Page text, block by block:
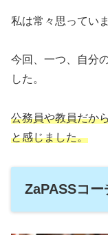
私は常々思っていま
今回、一つ、自分
した。
公務員や教員だか
と感じました。
ZaPASSコー